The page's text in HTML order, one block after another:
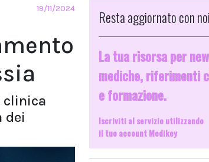
19/11/2024
clinica
dei
Resta aggiornato con
La tua risorsa per
mediche, riferimenti
e formazione.
Iscriviti al servizio utilizzando
il tuo account Medikey